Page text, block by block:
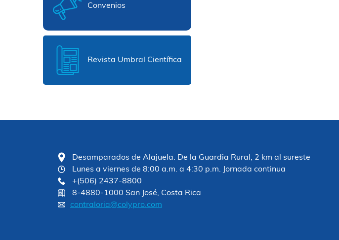
Convenios
Revista Umbral Científica
Desamparados de Alajuela. De la Guardia Rural, 2 km al sureste
Lunes a viernes de 8:00 a.m. a 4:30 p.m. Jornada continua
+(506) 2437-8800
8-4880-1000 San José, Costa Rica
contraloria@colypro.com